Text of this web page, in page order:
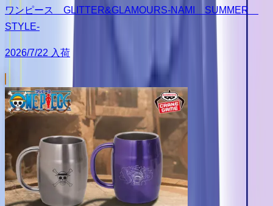
ワンピース GLITTER&GLAMOURS-NAMI SUMMER
STYLE-
2026/7/22 入荷